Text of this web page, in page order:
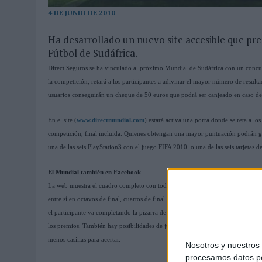
Nosotros y nuestros
procesamos datos
03/08/2026 | EL REAL BETIS INVITA A LOS AFICIONADOS A DISEÑAR
4 DE JUNIO DE 2010
Ha desarrollado un nuevo site accesible que
Fútbol de Sudáfrica.
Direct Seguros se ha vinculado al próximo Mundial de Sudáfrica con un
la competición, retará a los participantes a adivinar el mayor número de
usuarios conseguirán un cheque de 50 euros que podrá ser canjeado en caso
En el site ( www.directmundial.com) estará activa una porra donde se reta a
competición, final incluida. Quienes obtengan una mayor puntuación podrán
una de las seis PlayStation3 con el juego FIFA 2010, o una de las seis
El Mundial también en Facebook
La web muestra el cuadro completo con todos los grupos de selecciones, y el
entre sí en octavos de final, cuartos de final, semifinales y final. Para ello,
el participante va completando la pizarra de clasificaciones. Cada acierto
los premios. También hay posibilidades de jugar una vez haya empezado el
menos casillas para acertar.